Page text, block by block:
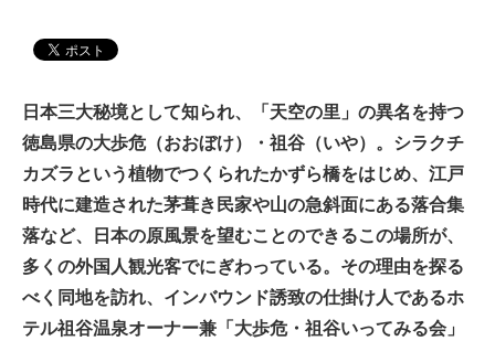
日本三大秘境として知られ、「天空の里」の異名を持つ
徳島県の大歩危（おおぼけ）・祖谷（いや）。シラクチ
カズラという植物でつくられたかずら橋をはじめ、江戸
時代に建造された茅葺き民家や山の急斜面にある落合集
落など、日本の原風景を望むことのできるこの場所が、
多くの外国人観光客でにぎわっている。その理由を探る
べく同地を訪れ、インバウンド誘致の仕掛け人であるホ
テル祖谷温泉オーナー兼「大歩危・祖谷いってみる会」